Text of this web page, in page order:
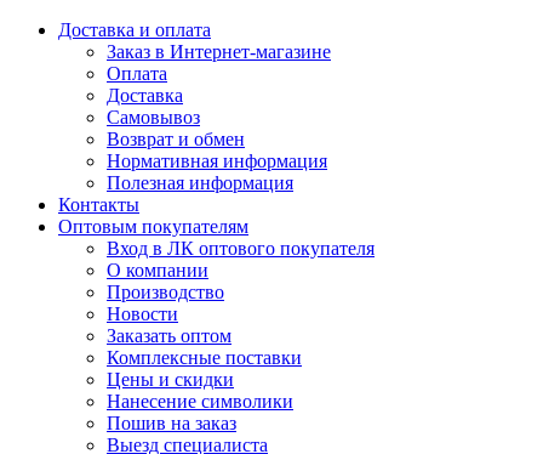
Доставка и оплата
Заказ в Интернет-магазине
Оплата
Доставка
Самовывоз
Возврат и обмен
Нормативная информация
Полезная информация
Контакты
Оптовым покупателям
Вход в ЛК оптового покупателя
О компании
Производство
Новости
Заказать оптом
Комплексные поставки
Цены и скидки
Нанесение символики
Пошив на заказ
Выезд специалиста